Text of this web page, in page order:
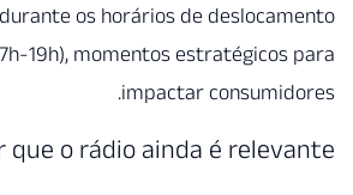
maior alcance durante os
(6h-9h e 17h-19h),
Por que o